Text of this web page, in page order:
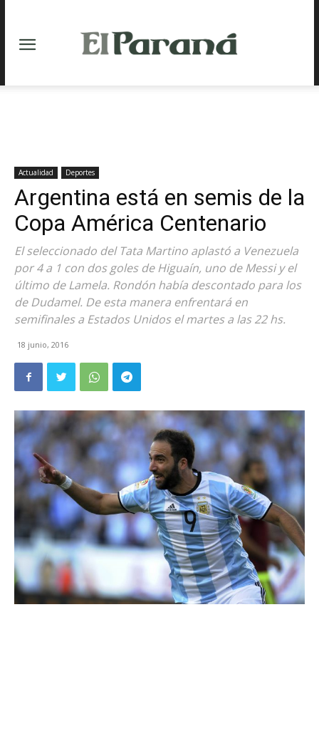
Actualidad Deportes
Argentina está en semis de la
Copa América Centenario
El seleccionado del Tata Martino aplastó a Venezuela
por 4 a 1 con dos goles de Higuaín, uno de Messi y el
último de Lamela. Rondón había descontado para los
de Dudamel. De esta manera enfrentará en
semifinales a Estados Unidos el martes a las 22 hs.
18 junio, 2016